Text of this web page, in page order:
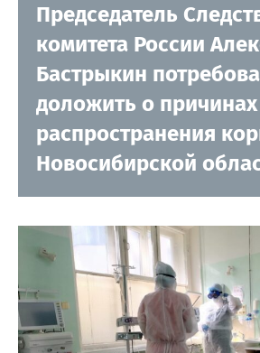
Председатель
комитета России
Бастрыкин
доложить о причинах
распространения
Новосибирской